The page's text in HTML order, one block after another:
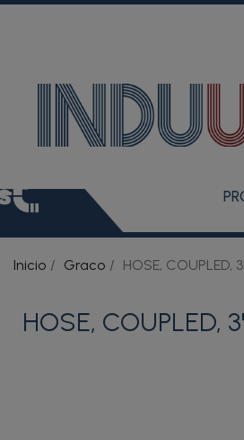
Inicio Graco HOSE,
HOSE, COUPLED,